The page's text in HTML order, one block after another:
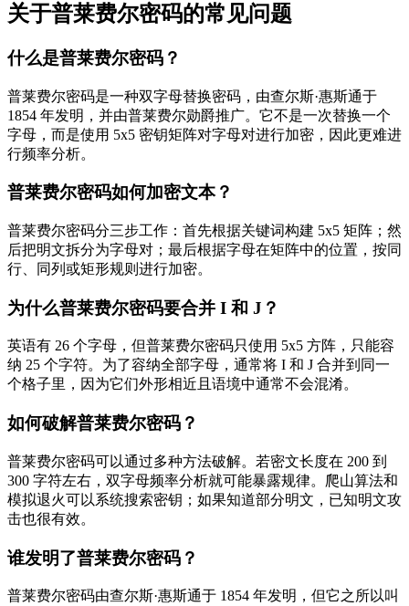
关于普莱费尔密码的常见问题
什么是普莱费尔密码？
普莱费尔密码是一种双字母替换密码，由查尔斯·惠斯通于
1854 年发明，并由普莱费尔勋爵推广。它不是一次替换一个
字母，而是使用 5x5 密钥矩阵对字母对进行加密，因此更难进
行频率分析。
普莱费尔密码如何加密文本？
普莱费尔密码分三步工作：首先根据关键词构建 5x5 矩阵；然
后把明文拆分为字母对；最后根据字母在矩阵中的位置，按同
行、同列或矩形规则进行加密。
为什么普莱费尔密码要合并 I 和 J？
英语有 26 个字母，但普莱费尔密码只使用 5x5 方阵，只能容
纳 25 个字符。为了容纳全部字母，通常将 I 和 J 合并到同一
个格子里，因为它们外形相近且语境中通常不会混淆。
如何破解普莱费尔密码？
普莱费尔密码可以通过多种方法破解。若密文长度在 200 到
300 字符左右，双字母频率分析就可能暴露规律。爬山算法和
模拟退火可以系统搜索密钥；如果知道部分明文，已知明文攻
击也很有效。
谁发明了普莱费尔密码？
普莱费尔密码由查尔斯·惠斯通于 1854 年发明，但它之所以叫